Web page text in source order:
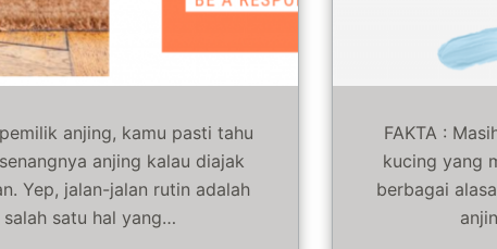
anjing, kamu pasti tahu
anjing kalau diajak
Yep, jalan-jalan rutin adalah
salah satu hal yang…
FAKTA :
kucing yang
berbagai